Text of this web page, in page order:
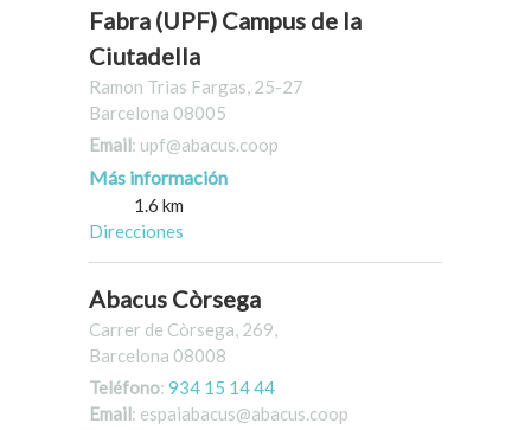
Fabra (UPF) Campus de la
Ciutadella
Ramon Trias Fargas, 25-27
Barcelona 08005
Email: upf@abacus.coop
Más información
1.6 km
Direcciones
Abacus Còrsega
Carrer de Còrsega, 269,
Barcelona 08008
Teléfono:934 15 14 44
Email: espaiabacus@abacus.coop